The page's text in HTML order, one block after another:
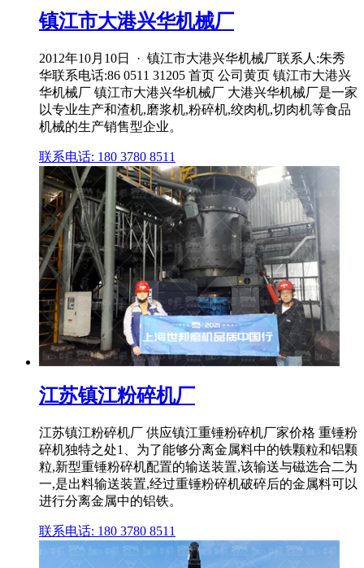
镇江市大港兴华机械厂
2012年10月10日 · 镇江市大港兴华机械厂联系人:朱秀
华联系电话:86 0511 31205 首页 公司黄页 镇江市大港兴
华机械厂 镇江市大港兴华机械厂 大港兴华机械厂是一家
以专业生产和渣机,磨浆机,粉碎机,绞肉机,切肉机等食品
机械的生产销售型企业。
联系电话: 180 3780 8511
江苏镇江粉碎机厂
江苏镇江粉碎机厂 供应镇江重锤粉碎机厂家价格 重锤粉
碎机独特之处1、为了能够分离金属料中的铁颗粒和铝颗
粒,新型重锤粉碎机配置的输送装置,该输送与磁选合二为
一,是出料输送装置,经过重锤粉碎机破碎后的金属料可以
进行分离金属中的铝铁。
联系电话: 180 3780 8511